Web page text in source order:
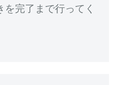
完了まで行ってく